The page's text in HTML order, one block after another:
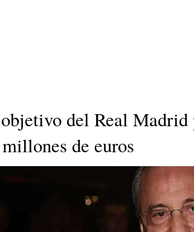
del Real Madrid
de euros